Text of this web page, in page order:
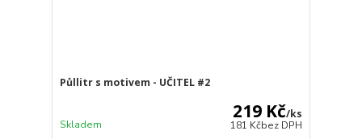
Půllitr s motivem - UČITEL #2
219 Kč/ks
181 Kčbez DPH
Skladem